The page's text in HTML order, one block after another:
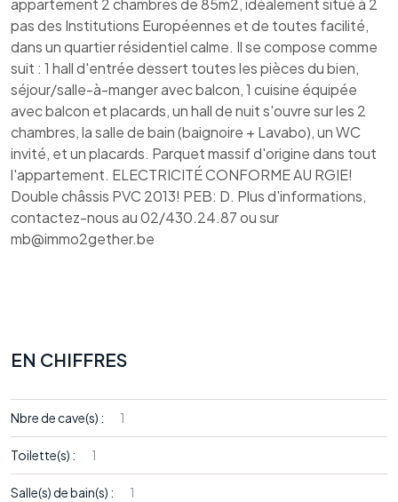
appartement 2 chambres de 85m2, idéalement situé à 2
pas des Institutions Européennes et de toutes facilité,
dans un quartier résidentiel calme. Il se compose comme
suit : 1 hall d'entrée dessert toutes les pièces du bien,
séjour/salle-à-manger avec balcon, 1 cuisine équipée
avec balcon et placards, un hall de nuit s'ouvre sur les 2
chambres, la salle de bain (baignoire + Lavabo), un WC
invité, et un placards. Parquet massif d'origine dans tout
l'appartement. ELECTRICITÉ CONFORME AU RGIE!
Double châssis PVC 2013! PEB: D. Plus d'informations,
contactez-nous au 02/430.24.87 ou sur
mb@immo2gether.be
EN CHIFFRES
Nbre de cave(s) : 1
Toilette(s) : 1
Salle(s) de bain(s) : 1